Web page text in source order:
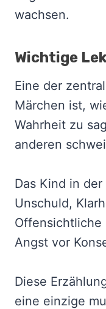
wachsen.
Wichtige
Eine der
Märchen ist,
Wahrheit zu
anderen
Das Kind in
Unschuld,
Offensichtliche
Angst vor
Diese
eine einzige